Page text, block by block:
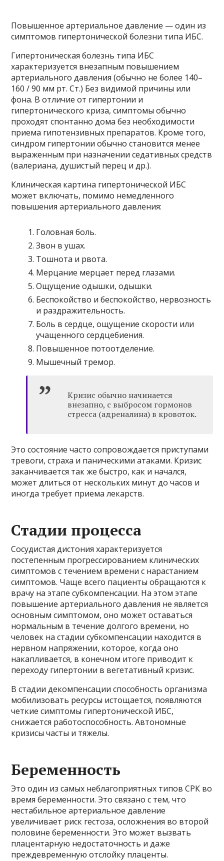
Повышенное артериальное давление — один из
симптомов гипертонической болезни типа ИБС.
Гипертоническая болезнь типа ИБС
характеризуется внезапным повышением
артериального давления (обычно не более 140–
160 / 90 мм рт. Ст.) Без видимой причины или
фона. В отличие от гипертонии и
гипертонического криза, симптомы обычно
проходят спонтанно дома без необходимости
приема гипотензивных препаратов. Кроме того,
синдром гипертонии обычно становится менее
выраженным при назначении седативных средств
(валериана, душистый перец и др.).
Клиническая картина гипертонической ИБС
может включать, помимо немедленного
повышения артериального давления:
Головная боль.
Звон в ушах.
Тошнота и рвота.
Мерцание мерцает перед глазами.
Ощущение одышки, одышки.
Беспокойство и беспокойство, нервозность
и раздражительность.
Боль в сердце, ощущение скорости или
учащенного сердцебиения.
Повышенное потоотделение.
Мышечный тремор.
Кризис обычно начинается
внезапно, с выбросом гормонов
стресса (адреналина) в кровоток.
Это состояние часто сопровождается приступами
тревоги, страха и паническими атаками. Кризис
заканчивается так же быстро, как и начался,
может длиться от нескольких минут до часов и
иногда требует приема лекарств.
Стадии процесса
Сосудистая дистония характеризуется
постепенным прогрессированием клинических
симптомов с течением времени с нарастанием
симптомов. Чаще всего пациенты обращаются к
врачу на этапе субкомпенсации. На этом этапе
повышение артериального давления не является
основным симптомом, оно может оставаться
нормальным в течение долгого времени, но
человек на стадии субкомпенсации находится в
нервном напряжении, которое, когда оно
накапливается, в конечном итоге приводит к
переходу гипертонии в вегетативный кризис.
В стадии декомпенсации способность организма
мобилизовать ресурсы истощается, появляются
четкие симптомы гипертонической ИБС,
снижается работоспособность. Автономные
кризисы часты и тяжелы.
Беременность
Это один из самых неблагоприятных типов СРК во
время беременности. Это связано с тем, что
нестабильное артериальное давление
увеличивает риск гестоза, осложнения во второй
половине беременности. Это может вызвать
плацентарную недостаточность и даже
преждевременную отслойку плаценты.